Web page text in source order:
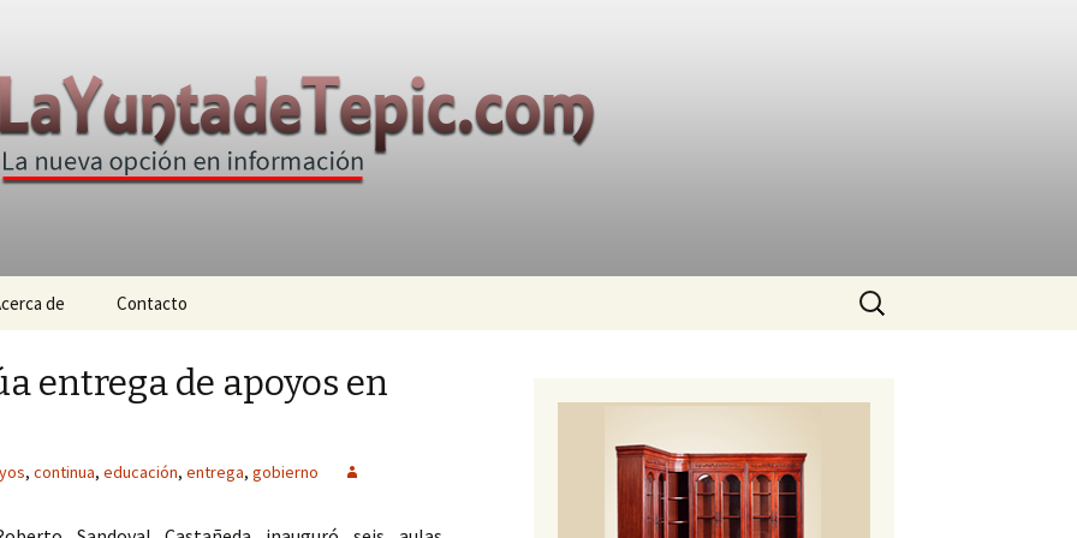
Tepic
de Contacto
Buscar:
entrega de apoyos en
, continua, educación, entrega, gobierno